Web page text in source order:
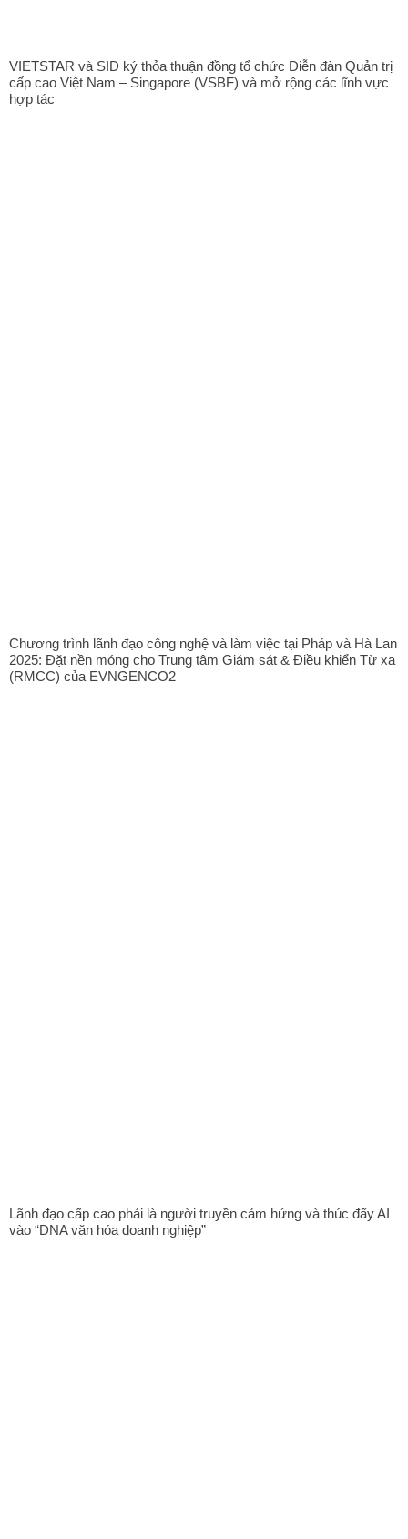
VIETSTAR và SID ký thỏa thuận đồng tổ chức Diễn đàn Quản trị
cấp cao Việt Nam – Singapore (VSBF) và mở rộng các lĩnh vực
hợp tác
Chương trình lãnh đạo công nghệ và làm việc tại Pháp và Hà Lan
2025: Đặt nền móng cho Trung tâm Giám sát & Điều khiển Từ xa
(RMCC) của EVNGENCO2
Lãnh đạo cấp cao phải là người truyền cảm hứng và thúc đẩy AI
vào “DNA văn hóa doanh nghiệp”